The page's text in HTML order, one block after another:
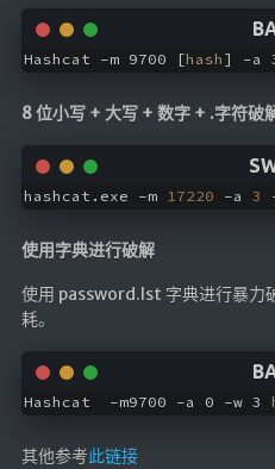
Hashcat -m 9700 [hash] -a 3
8 位小写 + 大写 + 数字 + .字符破
hashcat.exe -m 17220 -a 3
使用字典进行破解
使用 password.lst 字典进行暴力
耗。
Hashcat  -m9700 -a 0 -w 3
其他参考此链接